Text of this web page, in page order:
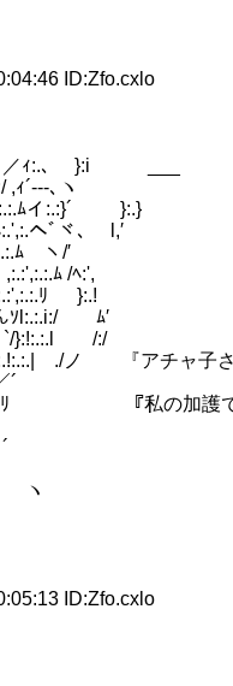
ID:Zfo.cxlo
___
､ヽ
:.:}´ }:.}
ﾞヾ､ l,′
ヽ/′
ﾑ /ﾍ:',
ﾘ }:.!
ﾑ′
/:/
子さんすいませ
護で多少なりと
ヽ
ID:Zfo.cxlo